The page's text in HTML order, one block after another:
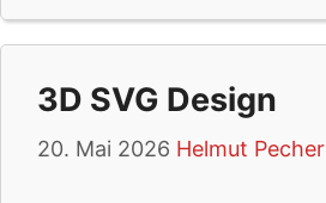
3D SVG Design
20. Mai 2026 Helmut Pecher